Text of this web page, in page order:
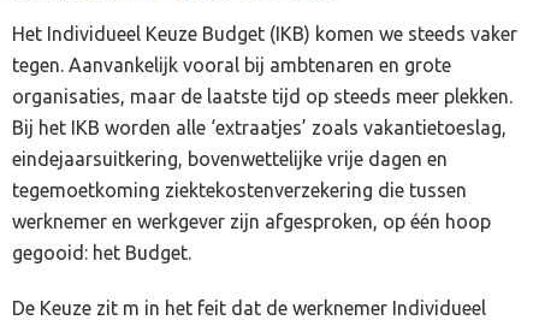
Het Individueel Keuze Budget (IKB) komen we steeds vaker
tegen. Aanvankelijk vooral bij ambtenaren en grote
organisaties, maar de laatste tijd op steeds meer plekken.
Bij het IKB worden alle ‘extraatjes’ zoals vakantietoeslag,
eindejaarsuitkering, bovenwettelijke vrije dagen en
tegemoetkoming ziektekostenverzekering die tussen
werknemer en werkgever zijn afgesproken, op één hoop
gegooid: het Budget.
De Keuze zit m in het feit dat de werknemer Individueel